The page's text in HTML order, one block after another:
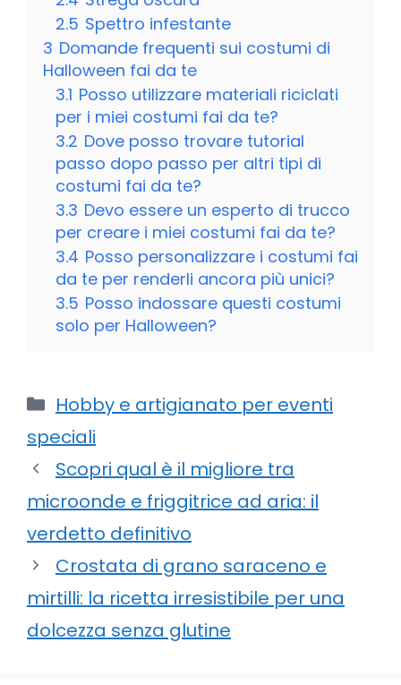
2.5 Spettro infestante
3 Domande frequenti sui costumi di
Halloween fai da te
3.1 Posso utilizzare materiali riciclati
per i miei costumi fai da te?
3.2 Dove posso trovare tutorial
passo dopo passo per altri tipi di
costumi fai da te?
3.3 Devo essere un esperto di trucco
per creare i miei costumi fai da te?
3.4 Posso personalizzare i costumi fai
da te per renderli ancora più unici?
3.5 Posso indossare questi costumi
solo per Halloween?
Categorie
Hobby e artigianato per eventi
speciali
Scopri qual è il migliore tra
microonde e friggitrice ad aria: il
verdetto definitivo
Crostata di grano saraceno e
mirtilli: la ricetta irresistibile per una
dolcezza senza glutine